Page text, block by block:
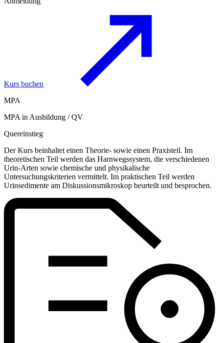
Kurs buchen
MPA
MPA in Ausbildung / QV
Quereinstieg
Der Kurs beinhaltet einen Theorie‑ sowie einen Praxisteil. Im
theoretischen Teil werden das Harnwegssystem, die verschiedenen
Urin-Arten sowie chemische und physikalische
Untersuchungskriterien vermittelt. Im praktischen Teil werden
Urinsedimente am Diskussionsmikroskop beurteilt und besprochen.